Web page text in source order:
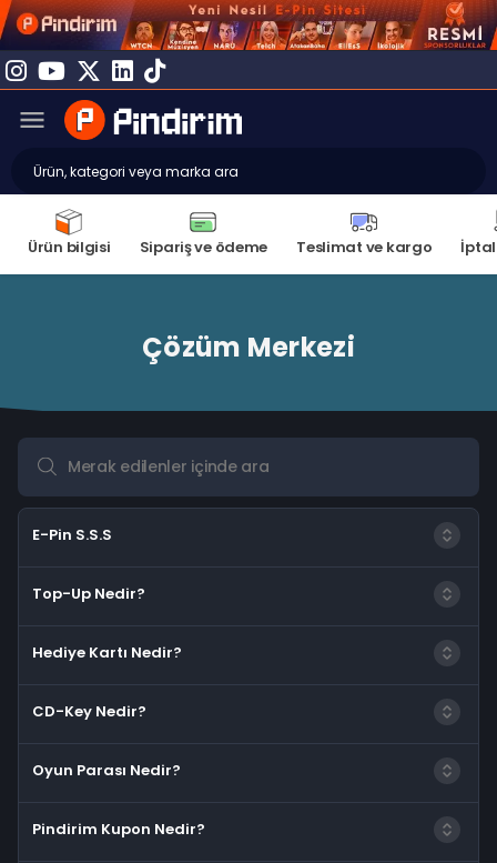
Ürün bilgisi Sipariş ve ödeme Teslimat ve kargo
Çözüm Merkezi
E-Pin S.S.S
Top-Up Nedir?
Hediye Kartı Nedir?
CD-Key Nedir?
Oyun Parası Nedir?
Pindirim Kupon Nedir?